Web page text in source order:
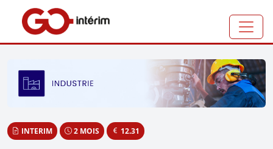
Panneau de gestion des cookies
INTERIM 2 MOIS 12.31